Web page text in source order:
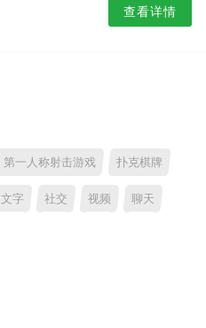
查看详情
第一人称射击游戏 扑克棋牌
文字 社交 视频 聊天